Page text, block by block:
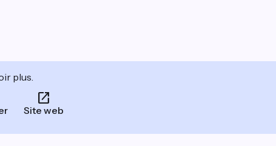
plus.
Site web